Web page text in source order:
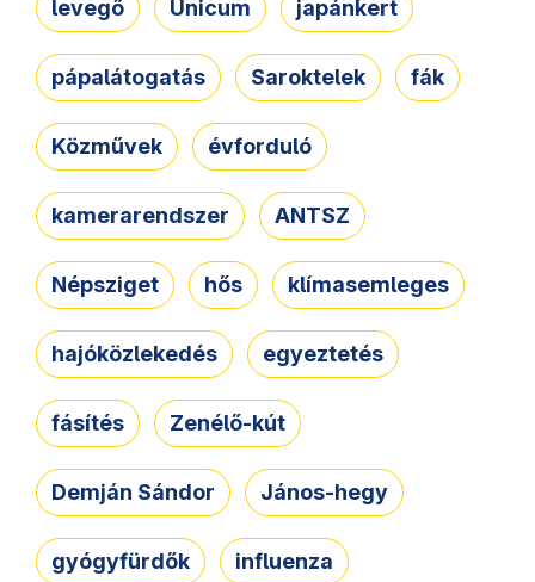
levegő Unicum japánkert
pápalátogatás Saroktelek fák
Közművek évforduló
kamerarendszer ANTSZ
Népsziget hős klímasemleges
hajóközlekedés egyeztetés
fásítés Zenélő-kút
Demján Sándor János-hegy
gyógyfürdők influenza